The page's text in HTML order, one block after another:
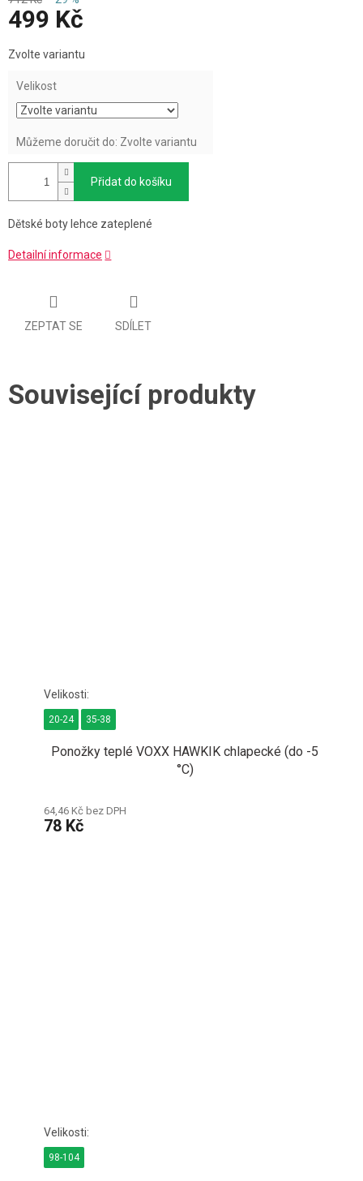
499 Kč
cena:
Zvolte variantu
Velikost
Můžeme doručit do: Zvolte variantu
Přidat do košíku
Dětské boty lehce zateplené
Detailní informace
ZEPTAT SE SDÍLET
Související produkty
Ponožky teplé VOXX HAWKIK chlapecké (do -5
°C)
64,46 Kč bez DPH
78 Kč
20-24 35-38
98-104